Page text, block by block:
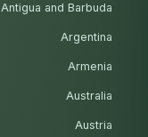
Antigua and Barbuda
Argentina
Armenia
Australia
Austria